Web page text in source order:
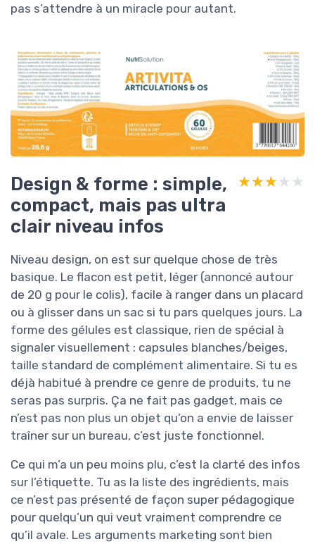
pas s’attendre à un miracle pour autant.
Design & forme : simple,
compact, mais pas ultra
clair niveau infos
★★★★★
★★★★★
Niveau design, on est sur quelque chose de très
basique. Le flacon est petit, léger (annoncé autour
de 20 g pour le colis), facile à ranger dans un placard
ou à glisser dans un sac si tu pars quelques jours. La
forme des gélules est classique, rien de spécial à
signaler visuellement : capsules blanches/beiges,
taille standard de complément alimentaire. Si tu es
déjà habitué à prendre ce genre de produits, tu ne
seras pas surpris. Ça ne fait pas gadget, mais ce
n’est pas non plus un objet qu’on a envie de laisser
traîner sur un bureau, c’est juste fonctionnel.
Ce qui m’a un peu moins plu, c’est la clarté des infos
sur l’étiquette. Tu as la liste des ingrédients, mais
ce n’est pas présenté de façon super pédagogique
pour quelqu’un qui veut vraiment comprendre ce
qu’il avale. Les arguments marketing sont bien